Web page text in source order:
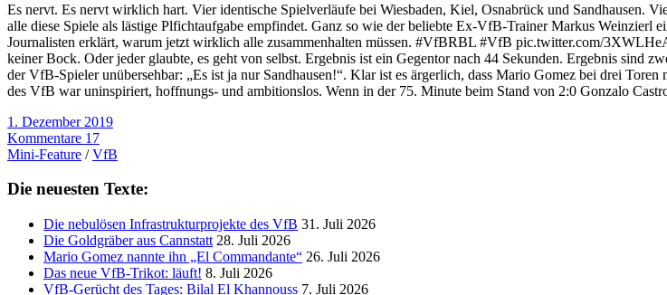
Es nervt. Es nervt wirklich hart. Vier identische Spielverläufe bei Wiesbaden, Kiel, Osnabrück und Sandhausen.
alle diese Spiele als lästige Plfichtaufgabe empfindet. Ganz so wie der beliebte Ex-VfB-Trainer Markus Weinzierl
Journalisten erklärt, warum jetzt wirklich alle zusammenhalten müssen. #VfBRBL #VfB pic.twitter.com/
keiner Bock. Oder jeder glaubte, es geht von selbst. Ergebnis ist ein Gegentor nach 44 Sekunden. Ergebnis sind
der VfB-Spieler unübersehbar: „Es ist ja nur Sandhausen!“. Klar ist es ärgerlich, dass Mario Gomez bei drei
des VfB war uninspiriert, hoffnungs- und ambitionslos. Wenn in der 75. Minute beim Stand von 2:0 Gonzalo
1. Dezember 2019
Kommentare 17
Mini-Feature /VfB
Die neuesten Texte:
Die nebulösen Infrastrukturprojekte des VfB 31. Juli 2026
Die Goldgräber aus Cannstatt 28. Juli 2026
Mario Gomez nannte ihn „El Commandante“ 26. Juli 2026
Das neue VfB-Trikot: läuft! 8. Juli 2026
VfB-Gerücht des Tages: Bilal El Khannouss 7. Juli 2026